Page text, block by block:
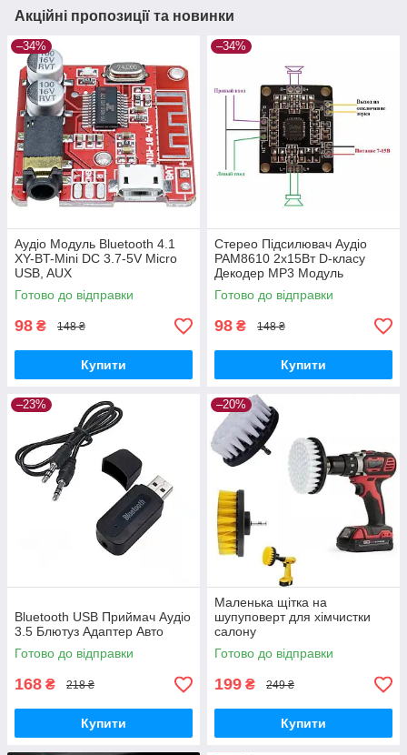
Акційні пропозиції та новинки
–34%
Аудіо Модуль Bluetooth 4.1
XY-BT-Mini DC 3.7-5V Micro
USB, AUX
Готово до відправки
98 ₴ 148 ₴
Купити
–34%
Стерео Підсилювач Аудіо
PAM8610 2х15Вт D-класу
Декодер MP3 Модуль
Готово до відправки
98 ₴ 148 ₴
Купити
–23%
Bluetooth USB Приймач Аудіо
3.5 Блютуз Адаптер Авто
Готово до відправки
168 ₴ 218 ₴
Купити
–20%
Маленька щітка на
шупуповерт для хімчистки
салону
Готово до відправки
199 ₴ 249 ₴
Купити